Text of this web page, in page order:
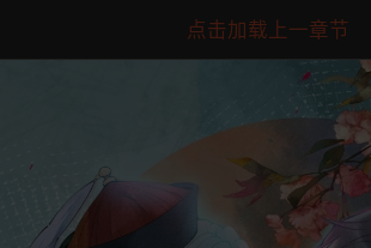
点击加载上一章节